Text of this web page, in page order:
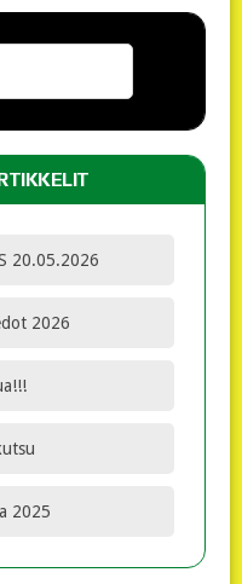
20.05.2026
2026
2025